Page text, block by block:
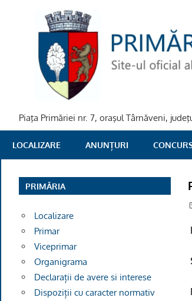
PRIMARIA
TARNAVENI
Piaţa Primăriei nr. 7, oraşul Târnăveni,
LOCALIZARE ANUNȚURI
PRIMĂRIA
Localizare
Primar
Viceprimar
Organigrama
Declarații de avere si interese
Dispoziții cu caracter normativ